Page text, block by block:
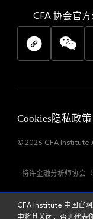
CFA Institute 中国官
中将其关闭，否则代表
CFA协会官
Cookies 隐私政策
© 2026 CFA Institute
特许金融分析师协会
京ICP备2025149482